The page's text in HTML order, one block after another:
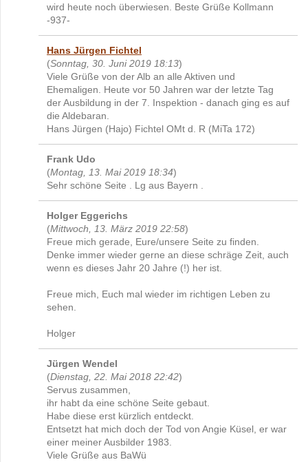
wird heute noch überwiesen. Beste Grüße Kollmann
-937-
Hans Jürgen Fichtel
(Sonntag, 30. Juni 2019 18:13)
Viele Grüße von der Alb an alle Aktiven und
Ehemaligen. Heute vor 50 Jahren war der letzte Tag
der Ausbildung in der 7. Inspektion - danach ging es auf
die Aldebaran.
Hans Jürgen (Hajo) Fichtel OMt d. R (MiTa 172)
Frank Udo
(Montag, 13. Mai 2019 18:34)
Sehr schöne Seite . Lg aus Bayern .
Holger Eggerichs
(Mittwoch, 13. März 2019 22:58)
Freue mich gerade, Eure/unsere Seite zu finden.
Denke immer wieder gerne an diese schräge Zeit, auch
wenn es dieses Jahr 20 Jahre (!) her ist.
Freue mich, Euch mal wieder im richtigen Leben zu
sehen.
Holger
Jürgen Wendel
(Dienstag, 22. Mai 2018 22:42)
Servus zusammen,
ihr habt da eine schöne Seite gebaut.
Habe diese erst kürzlich entdeckt.
Entsetzt hat mich doch der Tod von Angie Küsel, er war
einer meiner Ausbilder 1983.
Viele Grüße aus BaWü